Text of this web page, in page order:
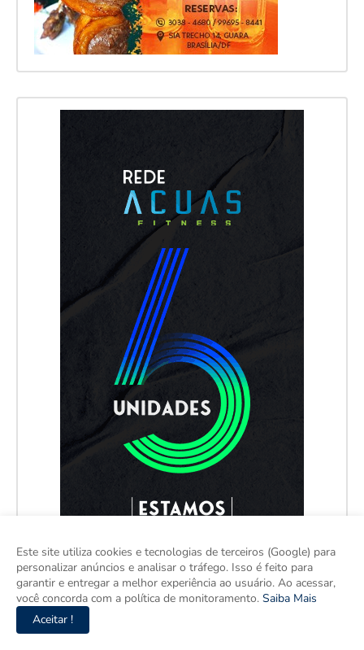
Este site utiliza cookies e tecnologias de terceiros (Google) para
personalizar anúncios e analisar o tráfego. Isso é feito para
garantir e entregar a melhor experiência ao usuário. Ao acessar,
você concorda com a política de monitoramento. Saiba Mais
Aceitar !